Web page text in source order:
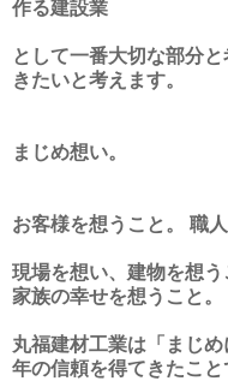
作る建設業
として一番大切な部分
きたいと考えます。
まじめ想い。
お客様を想うこと。 職
現場を想い、建物を想
家族の幸せを想うこと
丸福建材工業は「まじ
年の信頼を得てきたこと